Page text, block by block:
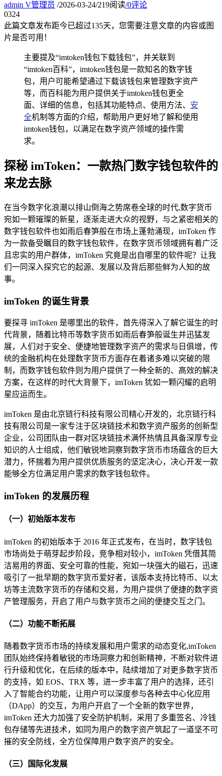
admin V管理员 /2026-03-24/219阅读/0评论
0324
此篇文章发布距今已超过135天，您需要注意文章的内容或图
片是否可用！
主要提及“imtoken钱包下载钱包”，并关联到
“imtoken百科”，imtoken钱包是一款知名的数字钱
包，用户可能希望通过下载该钱包来管理数字资产
等，而百科能为用户提供关于imtoken钱包更全
面、详细的信息，包括其功能特点、使用方法、 安
全机制等方面的介绍，帮助用户更好地了解和使用
imtoken钱包，以满足在数字资产领域的操作需
求。
探秘 imToken：一款热门数字钱包软件的
来龙去脉
在当今数字化浪潮以排山倒海之势席卷全球的时代,数字货币
宛如一颗璀璨的新星，逐渐走进大众的视野，与之紧密相关的
数字钱包软件也如雨后春笋般在市场上蓬勃涌现，imToken 作
为一款备受瞩目的数字钱包软件，在数字货币领域拥有着广泛
且忠实的用户群体，imToken 究竟是出自哪里的软件呢？让我
们一同深入探究它的起源、发展以及背后那些鲜为人知的故
事。
imToken 的诞生背景
要探寻 imToken 是哪里出的软件，首先得深入了解它诞生的时
代背景，随着比特币等数字货币如雨后春笋般诞生并迅猛发
展，人们对于安全、便捷地管理数字资产的需求与日俱增，传
统的金融机构在处理数字货币方面存在着诸多难以突破的限
制，而数字钱包软件则为用户提供了一种全新的、高效的解决
方案，在这样的时代大背景下，imToken 犹如一颗闪耀的启明
星应运而生。
imToken 是由北京链行科技有限公司精心开发的，北京链行科
技有限公司是一家专注于区块链技术和数字资产服务的创新型
企业，公司团队由一群对区块链技术满怀热情且具备深厚专业
知识的人士组成，他们敏锐地洞察到数字货币市场蕴含的巨大
潜力，怀揣着为用户提供优质服务的坚定决心，决心开发一款
能够全方位满足用户需求的数字钱包软件。
imToken 的发展历程
（一）初始版本发布
imToken 的初始版本于 2016 年正式发布，在当时，数字钱包
市场尚处于萌芽起步阶段，竞争相对较小，imToken 凭借其简
洁易用的界面、安全可靠的性能，宛如一块强大的磁石，迅速
吸引了一批早期的数字货币爱好者，该版本支持比特币、以太
坊等主流数字货币的存储和交易，为用户提供了便捷的数字资
产管理服务，开启了用户与数字货币之间的便捷交互之门。
（二）功能不断拓展
随着数字货币市场的持续发展和用户需求的动态变化,imToken
团队始终保持着敏锐的市场洞察力和创新精神，不断对软件进
行升级和优化，在后续的版本中，陆续增加了对更多数字货币
的支持，如 EOS、TRX 等，进一步丰富了用户的选择，还引
入了智能合约功能，让用户可以深度参与各种去中心化应用
（DApp）的交互，为用户开启了一个全新的数字世界，
imToken 还大力加强了安全防护机制，采用了多重签名、冷钱
包存储等先进技术，如同为用户的数字资产筑起了一道坚不可
摧的安全防线，全方位保障用户数字资产的安全。
（三）国际化发展